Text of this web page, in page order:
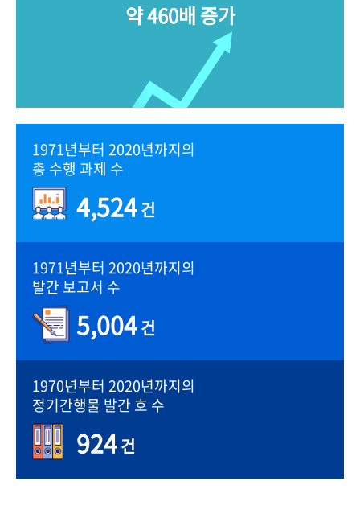
약 460배 증가
1971년부터 2020년까지의
총 수행 과제 수
4,524건
1971년부터 2020년까지의
발간 보고서 수
5,004건
1970년부터 2020년까지의
정기간행물 발간 호 수
924건